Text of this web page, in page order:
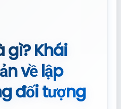
gì? Khái
về lập
đối tượng